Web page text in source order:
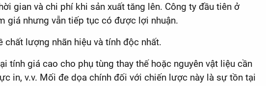
gian và chi phí khi sản xuất tăng lên. Công ty đầu tiên ở
giá nhưng vẫn tiếp tục có được lợi nhuận.
lượng nhãn hiệu và tính độc nhất.
giá cao cho phụ tùng thay thế hoặc nguyên vật liệu cần
in, v.v. Mối đe dọa chính đối với chiến lược này là sự tồn tại